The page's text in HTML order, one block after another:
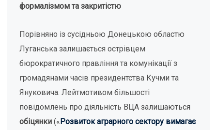
формалізмом та закритістю
Порівняно із сусідньою Донецькою областю
Луганська залишається острівцем
бюрократичного правління та комунікації з
громадянами часів президентства Кучми та
Януковича. Лейтмотивом більшості
повідомлень про діяльність ВЦА залишаються
обіцянки («Розвиток аграрного сектору вимагає